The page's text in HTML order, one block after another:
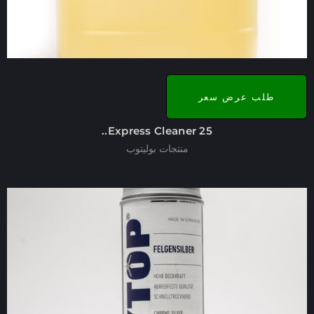
طلب عرض سعر
Express Cleaner 25..
منتجات بوليتوب